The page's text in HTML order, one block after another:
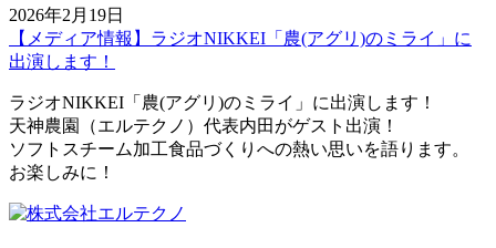
2026年2月19日
【メディア情報】ラジオNIKKEI「農(アグリ)のミライ」に
出演します！
ラジオNIKKEI「農(アグリ)のミライ」に出演します！
天神農園（エルテクノ）代表内田がゲスト出演！
ソフトスチーム加工食品づくりへの熱い思いを語ります。
お楽しみに！